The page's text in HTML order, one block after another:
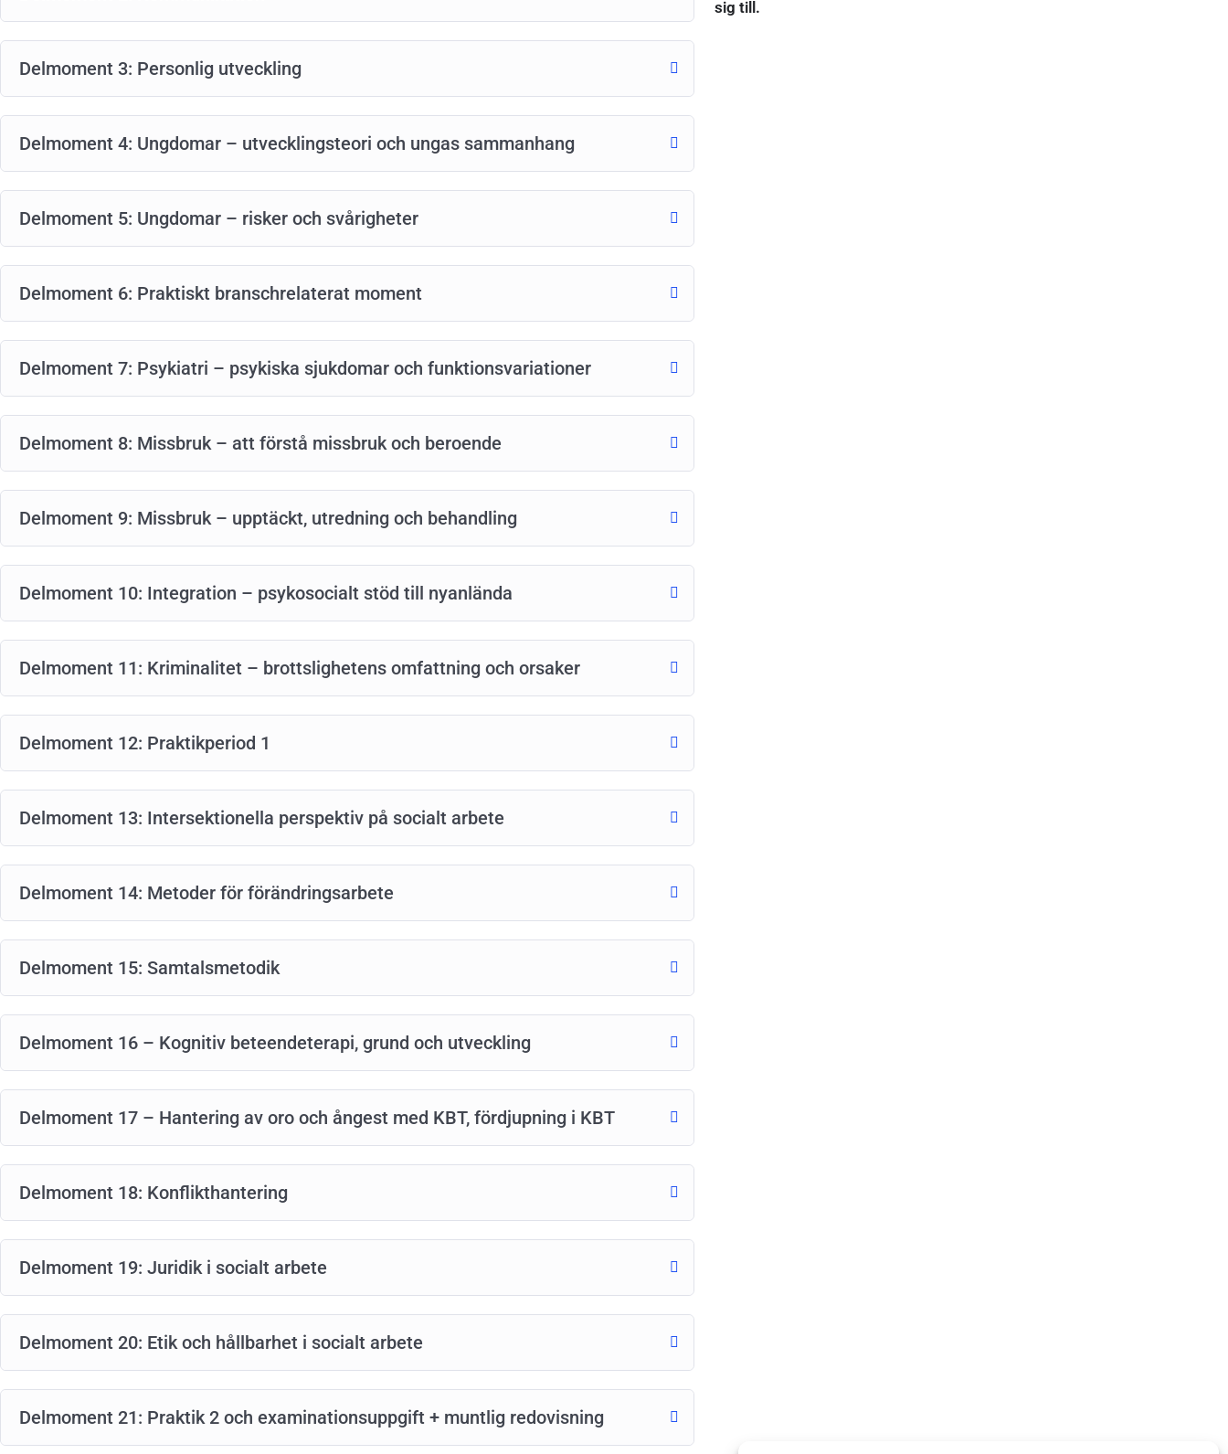
Delmoment 3: Personlig utveckling
Delmoment 4: Ungdomar – utvecklingsteori och ungas sammanhang
Delmoment 5: Ungdomar – risker och svårigheter
Delmoment 6: Praktiskt branschrelaterat moment
Delmoment 7: Psykiatri – psykiska sjukdomar och funktionsvariationer
Delmoment 8: Missbruk – att förstå missbruk och beroende
Delmoment 9: Missbruk – upptäckt, utredning och behandling
Delmoment 10: Integration – psykosocialt stöd till nyanlända
Delmoment 11: Kriminalitet – brottslighetens omfattning och orsaker
Delmoment 12: Praktikperiod 1
Delmoment 13: Intersektionella perspektiv på socialt arbete
Delmoment 14: Metoder för förändringsarbete
Delmoment 15: Samtalsmetodik
Delmoment 16 – Kognitiv beteendeterapi, grund och utveckling
Delmoment 17 – Hantering av oro och ångest med KBT, fördjupning i KBT
Delmoment 18: Konflikthantering
Delmoment 19: Juridik i socialt arbete
Delmoment 20: Etik och hållbarhet i socialt arbete
Delmoment 21: Praktik 2 och examinationsuppgift + muntlig redovisning
sig till.